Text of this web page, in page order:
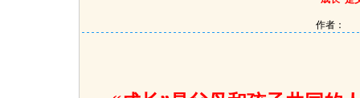
作者：